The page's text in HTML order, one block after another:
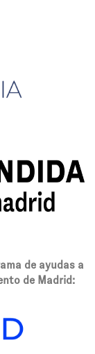
de ayudas a
de Madrid: